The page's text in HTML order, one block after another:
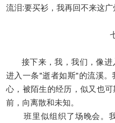
流泪:要买衫，我再回不来这广
接下来，我，我们，像进
进入一条"逝者如斯"的流溪
心，被陌生的经历，似又也
前，向离散和未知。
班里似组织了场晚会。